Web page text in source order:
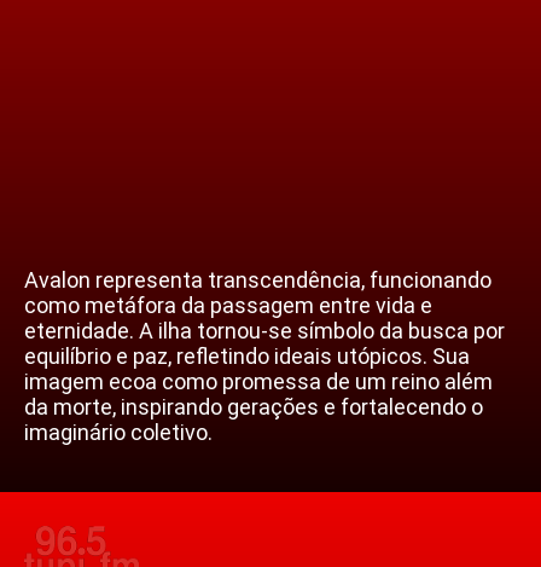
Avalon representa transcendência, funcionando
como metáfora da passagem entre vida e
eternidade. A ilha tornou-se símbolo da busca por
equilíbrio e paz, refletindo ideais utópicos. Sua
imagem ecoa como promessa de um reino além
da morte, inspirando gerações e fortalecendo o
imaginário coletivo.